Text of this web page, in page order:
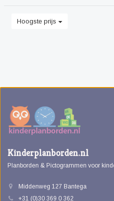
Hoogste prijs
Kinderplanborden.nl
Planborden & Pictogrammen voor
Middenweg 127 Bantega
+31 (0)30 369 0 362